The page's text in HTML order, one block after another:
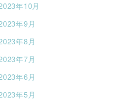
年10月
年9月
年8月
年7月
年6月
年5月